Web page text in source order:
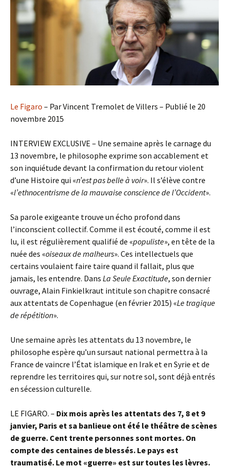
Le Figaro – Par Vincent Tremolet de Villers – Publié le 20
novembre 2015
INTERVIEW EXCLUSIVE – Une semaine après le carnage du
13 novembre, le philosophe exprime son accablement et
son inquiétude devant la confirmation du retour violent
d’une Histoire qui «n’est pas belle à voir». Il s’élève contre
«l’ethnocentrisme de la mauvaise conscience de l’Occident».
Sa parole exigeante trouve un écho profond dans
l’inconscient collectif. Comme il est écouté, comme il est
lu, il est régulièrement qualifié de «populiste», en tête de la
nuée des «oiseaux de malheurs». Ces intellectuels que
certains voulaient faire taire quand il fallait, plus que
jamais, les entendre. Dans La Seule Exactitude, son dernier
ouvrage, Alain Finkielkraut intitule son chapitre consacré
aux attentats de Copenhague (en février 2015) «Le tragique
de répétition».
Une semaine après les attentats du 13 novembre, le
philosophe espère qu’un sursaut national permettra à la
France de vaincre l’État islamique en Irak et en Syrie et de
reprendre les territoires qui, sur notre sol, sont déjà entrés
en sécession culturelle.
LE FIGARO. – Dix mois après les attentats des 7, 8 et 9
janvier, Paris et sa banlieue ont été le théâtre de scènes
de guerre. Cent trente personnes sont mortes. On
compte des centaines de blessés. Le pays est
traumatisé. Le mot «guerre» est sur toutes les lèvres.